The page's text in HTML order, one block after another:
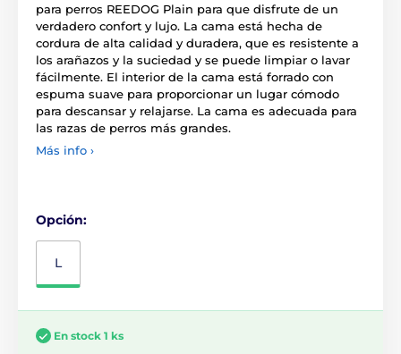
para perros REEDOG Plain para que disfrute de un
verdadero confort y lujo. La cama está hecha de
cordura de alta calidad y duradera, que es resistente a
los arañazos y la suciedad y se puede limpiar o lavar
fácilmente. El interior de la cama está forrado con
espuma suave para proporcionar un lugar cómodo
para descansar y relajarse. La cama es adecuada para
las razas de perros más grandes.
Más info ›
Opción:
L
En stock 1 ks